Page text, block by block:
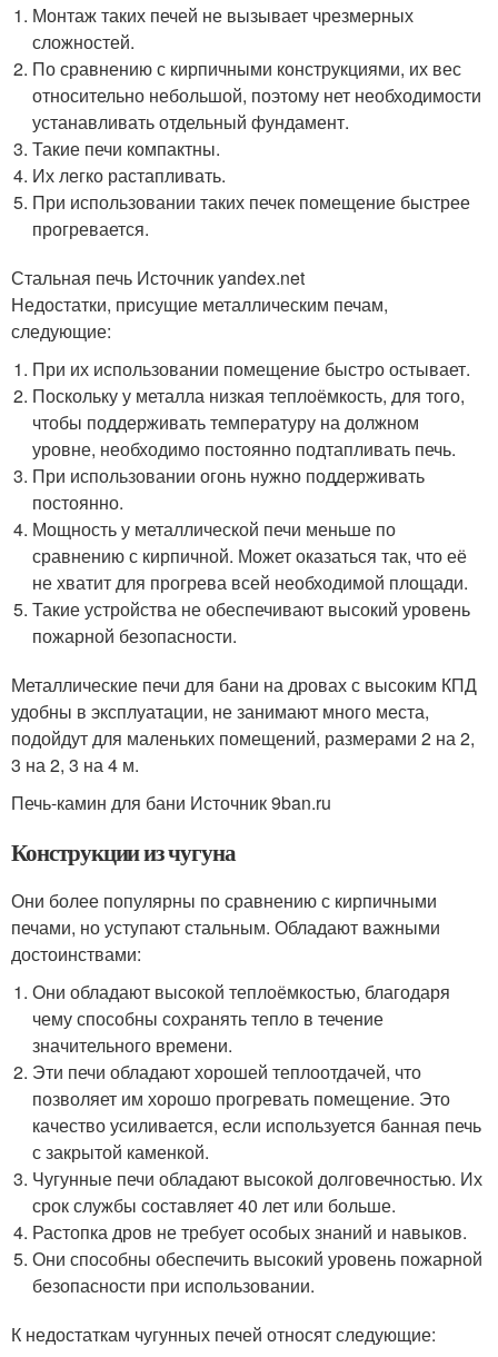
Монтаж таких печей не вызывает чрезмерных
сложностей.
По сравнению с кирпичными конструкциями, их вес
относительно небольшой, поэтому нет необходимости
устанавливать отдельный фундамент.
Такие печи компактны.
Их легко растапливать.
При использовании таких печек помещение быстрее
прогревается.
Стальная печь Источник yandex.net
Недостатки, присущие металлическим печам,
следующие:
При их использовании помещение быстро остывает.
Поскольку у металла низкая теплоёмкость, для того,
чтобы поддерживать температуру на должном
уровне, необходимо постоянно подтапливать печь.
При использовании огонь нужно поддерживать
постоянно.
Мощность у металлической печи меньше по
сравнению с кирпичной. Может оказаться так, что её
не хватит для прогрева всей необходимой площади.
Такие устройства не обеспечивают высокий уровень
пожарной безопасности.
Металлические печи для бани на дровах с высоким КПД
удобны в эксплуатации, не занимают много места,
подойдут для маленьких помещений, размерами 2 на 2,
3 на 2, 3 на 4 м.
Печь-камин для бани Источник 9ban.ru
Конструкции из чугуна
Они более популярны по сравнению с кирпичными
печами, но уступают стальным. Обладают важными
достоинствами:
Они обладают высокой теплоёмкостью, благодаря
чему способны сохранять тепло в течение
значительного времени.
Эти печи обладают хорошей теплоотдачей, что
позволяет им хорошо прогревать помещение. Это
качество усиливается, если используется банная печь
с закрытой каменкой.
Чугунные печи обладают высокой долговечностью. Их
срок службы составляет 40 лет или больше.
Растопка дров не требует особых знаний и навыков.
Они способны обеспечить высокий уровень пожарной
безопасности при использовании.
К недостаткам чугунных печей относят следующие: